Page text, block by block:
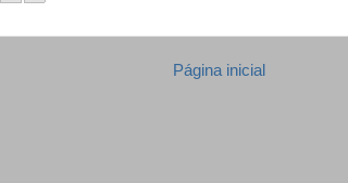
Página inicial